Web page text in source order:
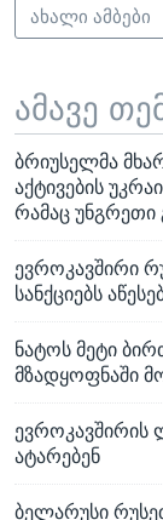
ახალი ამბები
ამავე
ბრიუსელმა
აქტივების
რამაც უნგრეთი
ევროკავშირი
სანქციებს
ნატოს მეტი
მზადყოფნაში
ატარებენ
ბელარუსი